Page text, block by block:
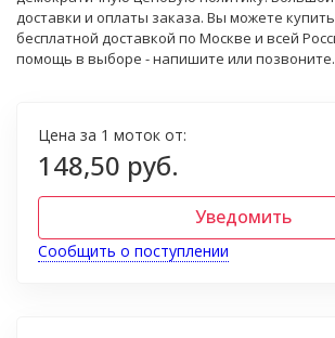
доставки и оплаты заказа. Вы можете
бесплатной доставкой по Москве и всей
помощь в выборе - напишите или позвоните.
Цена за 1 моток от:
148,50 руб.
Уведомить
Сообщить о поступлении